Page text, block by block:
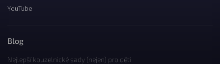
YouTube
Blog
Nejlepší kouzelnické sady (nejen) pro děti